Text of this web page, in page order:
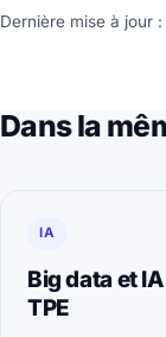
Dernière mise à jour
Dans la
IA
Big data et
TPE